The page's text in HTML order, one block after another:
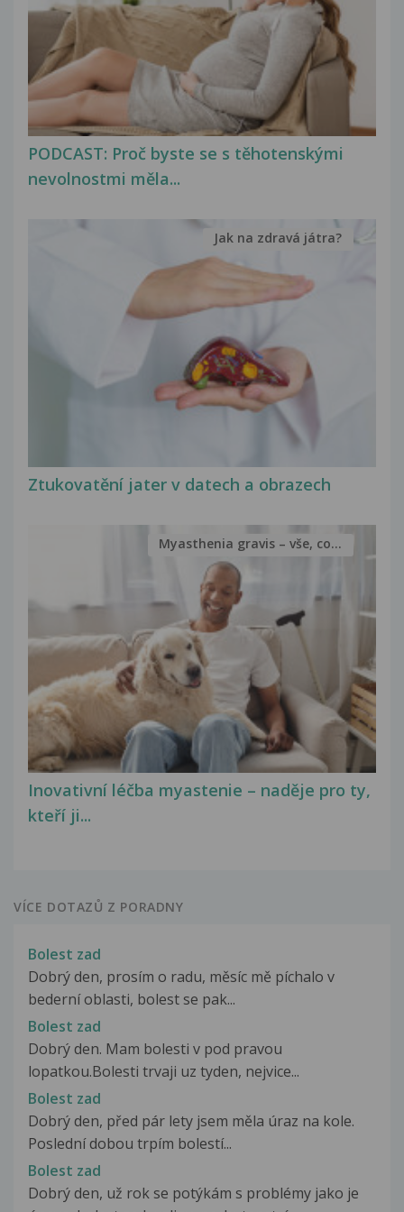
PODCAST: Proč byste se s těhotenskými
nevolnostmi měla...
Ztukovatění jater v datech a obrazech
Jak na zdravá játra?
Inovativní léčba myastenie – naděje pro ty,
kteří ji...
Myasthenia gravis – vše, co...
VÍCE DOTAZŮ Z PORADNY
Bolest zad
Dobrý den, prosím o radu, měsíc mě píchalo v
bederní oblasti, bolest se pak...
Bolest zad
Dobrý den. Mam bolesti v pod pravou
lopatkou.Bolesti trvaji uz tyden, nejvice...
Bolest zad
Dobrý den, před pár lety jsem měla úraz na kole.
Poslední dobou trpím bolestí...
Bolest zad
Dobrý den, už rok se potýkám s problémy jako je